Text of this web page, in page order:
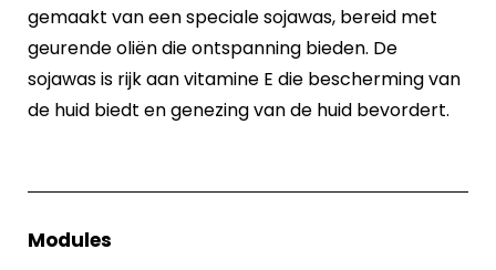
gemaakt van een speciale sojawas, bereid met
geurende oliën die ontspanning bieden. De
sojawas is rijk aan vitamine E die bescherming van
de huid biedt en genezing van de huid bevordert.
Modules